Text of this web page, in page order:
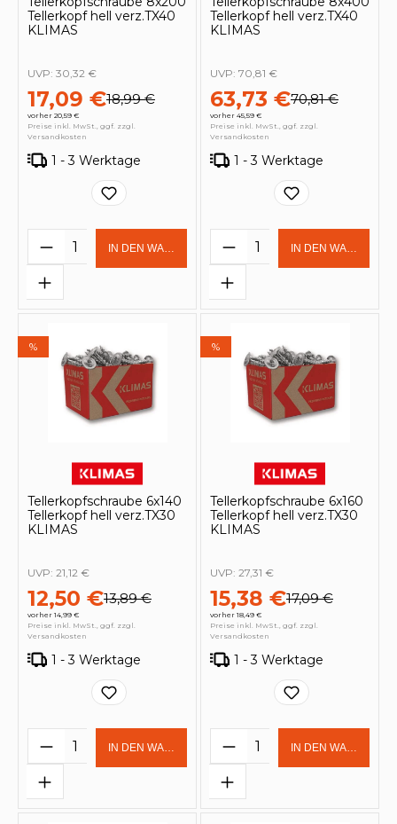
Tellerkopf hell verz.TX40
KLIMAS
17,09 €18,99 €
vorher 20,59 €
UVP: 30,32 €
Preise inkl. MwSt., ggf. zzgl.
Versandkosten
1 - 3 Werktage
Produkt Anzahl: Gib den
IN DEN WARENKORB
Tellerkopf hell verz.TX40
KLIMAS
63,73 €70,81 €
vorher 45,59 €
UVP: 70,81 €
Preise inkl. MwSt., ggf. zzgl.
Versandkosten
1 - 3 Werktage
Produkt Anzahl:
IN DEN
%
Tellerkopfschraube 6x140
Tellerkopf hell verz.TX30
KLIMAS
12,50 €13,89 €
vorher 14,99 €
UVP: 21,12 €
Preise inkl. MwSt., ggf. zzgl.
Versandkosten
1 - 3 Werktage
Produkt Anzahl: Gib den
IN DEN WARENKORB
%
Tellerkopfschraube 6x160
Tellerkopf hell verz.TX30
KLIMAS
15,38 €17,09 €
vorher 18,49 €
UVP: 27,31 €
Preise inkl. MwSt., ggf. zzgl.
Versandkosten
1 - 3 Werktage
Produkt Anzahl:
IN DEN